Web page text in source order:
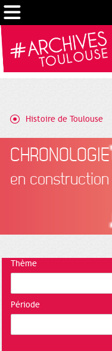
Histoire de Toulouse
CHRONOLOGIE
en construction
Thème
Période
Gestion de vos